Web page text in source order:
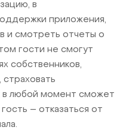
в
приложения,
и смотреть отчеты о
гости не смогут
собственников,
в любой момент сможет
– отказаться от